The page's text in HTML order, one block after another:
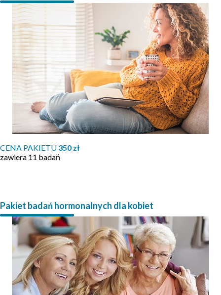
CENA PAKIETU 350 zł
zawiera 11 badań
Pakiet badań hormonalnych dla kobiet